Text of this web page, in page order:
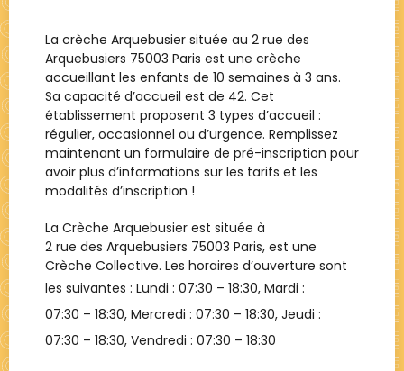
La crèche Arquebusier située au 2 rue des
Arquebusiers 75003 Paris est une crèche
accueillant les enfants de 10 semaines à 3 ans.
Sa capacité d’accueil est de 42. Cet
établissement proposent 3 types d’accueil :
régulier, occasionnel ou d’urgence. Remplissez
maintenant un formulaire de pré-inscription pour
avoir plus d’informations sur les tarifs et les
modalités d’inscription !
La Crèche Arquebusier est située à
2 rue des Arquebusiers 75003 Paris, est une
Crèche Collective. Les horaires d’ouverture sont
les suivantes : Lundi : 07:30 – 18:30, Mardi :
07:30 – 18:30, Mercredi : 07:30 – 18:30, Jeudi :
07:30 – 18:30, Vendredi : 07:30 – 18:30